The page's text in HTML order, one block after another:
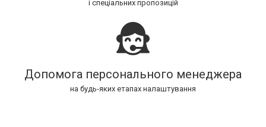
і спеціальних пропозицій
Допомога персонального менеджера
на будь-яких етапах налаштування